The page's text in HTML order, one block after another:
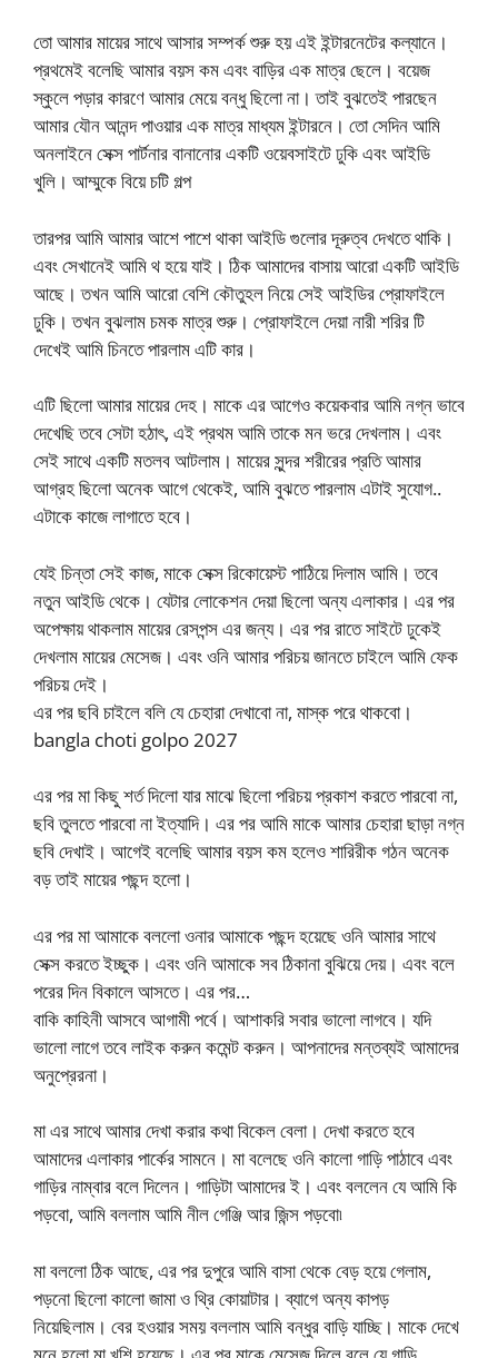
তো আমার মায়ের সাথে আসার সম্পর্ক শুরু হয় এই ইন্টারনেটের কল্যানে।
প্রথমেই বলেছি আমার বয়স কম এবং বাড়ির এক মাত্র ছেলে। বয়েজ
স্কুলে পড়ার কারণে আমার মেয়ে বন্ধু ছিলো না। তাই বুঝতেই পারছেন
আমার যৌন আনন্দ পাওয়ার এক মাত্র মাধ্যম ইন্টারনে। তো সেদিন আমি
অনলাইনে সেক্স পার্টনার বানানোর একটি ওয়েবসাইটে ঢুকি এবং আইডি
খুলি। আম্মুকে বিয়ে চটি গল্প
তারপর আমি আমার আশে পাশে থাকা আইডি গুলোর দূরুত্ব দেখতে থাকি।
এবং সেখানেই আমি থ হয়ে যাই। ঠিক আমাদের বাসায় আরো একটি আইডি
আছে। তখন আমি আরো বেশি কৌতুহল নিয়ে সেই আইডির প্রোফাইলে
ঢুকি। তখন বুঝলাম চমক মাত্র শুরু। প্রোফাইলে দেয়া নারী শরির টি
দেখেই আমি চিনতে পারলাম এটি কার।
এটি ছিলো আমার মায়ের দেহ। মাকে এর আগেও কয়েকবার আমি নগ্ন ভাবে
দেখেছি তবে সেটা হঠাৎ, এই প্রথম আমি তাকে মন ভরে দেখলাম। এবং
সেই সাথে একটি মতলব আটলাম। মায়ের সুন্দর শরীরের প্রতি আমার
আগ্রহ ছিলো অনেক আগে থেকেই, আমি বুঝতে পারলাম এটাই সুযোগ..
এটাকে কাজে লাগাতে হবে।
যেই চিন্তা সেই কাজ, মাকে সেক্স রিকোয়েস্ট পাঠিয়ে দিলাম আমি। তবে
নতুন আইডি থেকে। যেটার লোকেশন দেয়া ছিলো অন্য এলাকার। এর পর
অপেক্ষায় থাকলাম মায়ের রেসপন্স এর জন্য। এর পর রাতে সাইটে ঢুকেই
দেখলাম মায়ের মেসেজ। এবং ওনি আমার পরিচয় জানতে চাইলে আমি ফেক
পরিচয় দেই।
এর পর ছবি চাইলে বলি যে চেহারা দেখাবো না, মাস্ক পরে থাকবো।
bangla choti golpo 2027
এর পর মা কিছু শর্ত দিলো যার মাঝে ছিলো পরিচয় প্রকাশ করতে পারবো না,
ছবি তুলতে পারবো না ইত্যাদি। এর পর আমি মাকে আমার চেহারা ছাড়া নগ্ন
ছবি দেখাই। আগেই বলেছি আমার বয়স কম হলেও শারিরীক গঠন অনেক
বড় তাই মায়ের পছন্দ হলো।
এর পর মা আমাকে বললো ওনার আমাকে পছন্দ হয়েছে ওনি আমার সাথে
সেক্স করতে ইচ্ছুক। এবং ওনি আমাকে সব ঠিকানা বুঝিয়ে দেয়। এবং বলে
পরের দিন বিকালে আসতে। এর পর…
বাকি কাহিনী আসবে আগামী পর্বে। আশাকরি সবার ভালো লাগবে। যদি
ভালো লাগে তবে লাইক করুন কমেন্ট করুন। আপনাদের মন্তব্যই আমাদের
অনুপ্রেরনা।
মা এর সাথে আমার দেখা করার কথা বিকেল বেলা। দেখা করতে হবে
আমাদের এলাকার পার্কের সামনে। মা বলেছে ওনি কালো গাড়ি পাঠাবে এবং
গাড়ির নাম্বার বলে দিলেন। গাড়িটা আমাদের ই। এবং বললেন যে আমি কি
পড়বো, আমি বললাম আমি নীল গেঞ্জি আর জিন্স পড়বো৷
মা বললো ঠিক আছে, এর পর দুপুরে আমি বাসা থেকে বেড় হয়ে গেলাম,
পড়নো ছিলো কালো জামা ও থ্রি কোয়াটার। ব্যাগে অন্য কাপড়
নিয়েছিলাম। বের হওয়ার সময় বললাম আমি বন্ধুর বাড়ি যাচ্ছি। মাকে দেখে